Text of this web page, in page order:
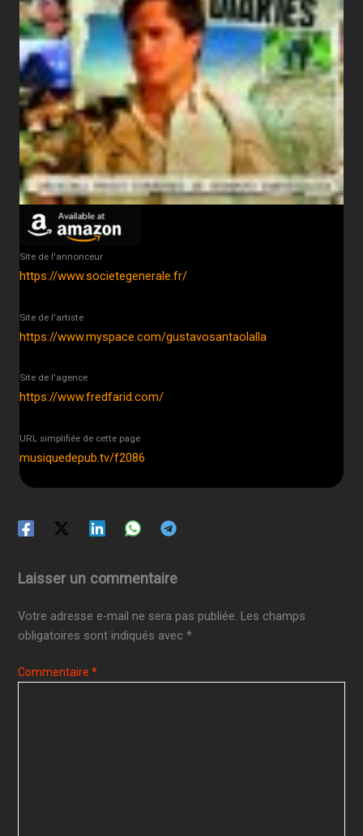
Site de l'annonceur
https://www.societegenerale.fr/
Site de l'artiste
https://www.myspace.com/gustavosantaolalla
Site de l'agence
https://www.fredfarid.com/
URL simplifiée de cette page
musiquedepub.tv/f2086
Laisser un commentaire
Votre adresse e-mail ne sera pas publiée. Les champs
obligatoires sont indiqués avec*
Commentaire*